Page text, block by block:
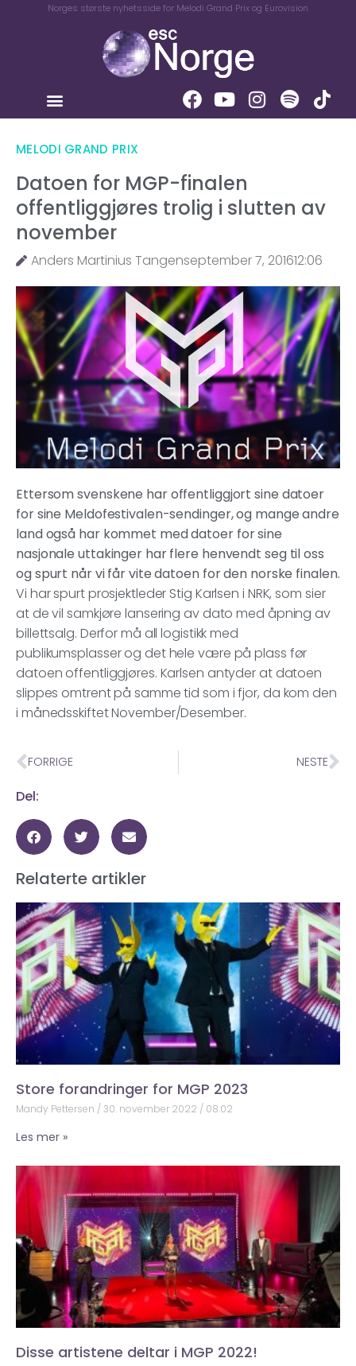
Norges største nyhetsside for Melodi Grand Prix og Eurovision
MELODI GRAND PRIX
Datoen for MGP-finalen
offentliggjøres trolig i slutten av
november
Anders Martinius Tangenseptember 7, 201612:06
Ettersom svenskene har offentliggjort sine datoer
for sine Meldofestivalen-sendinger, og mange andre
land også har kommet med datoer for sine
nasjonale uttakinger har flere henvendt seg til oss
og spurt når vi får vite datoen for den norske finalen.
Vi har spurt prosjektleder Stig Karlsen i NRK, som sier
at de vil samkjøre lansering av dato med åpning av
billettsalg. Derfor må all logistikk med
publikumsplasser og det hele være på plass før
datoen offentliggjøres. Karlsen antyder at datoen
slippes omtrent på samme tid som i fjor, da kom den
i månedsskiftet November/Desember.
FORRIGE NESTE
Del:
Relaterte artikler
Store forandringer for MGP 2023
Mandy Pettersen 30. november 2022 08:02
Les mer »
Disse artistene deltar i MGP 2022!